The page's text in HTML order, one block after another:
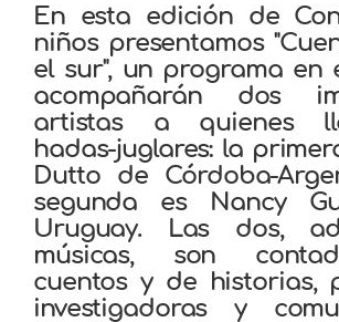
En esta edición de
niños presentamos
el sur", un programa en
acompañarán dos
artistas a quienes
hadas-juglares: la
Dutto de Córdoba-
segunda es Nancy
Uruguay. Las dos,
músicas, son
cuentos y de historias,
investigadoras y